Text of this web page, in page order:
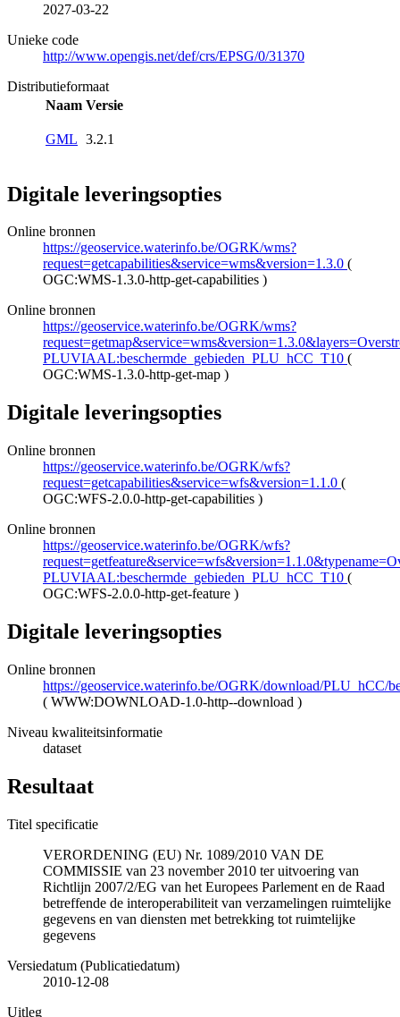
2027-03-22
Unieke code
http://www.opengis.net/def/crs/EPSG/0/31370
Distributieformaat
Naam Versie
GML 3.2.1
Digitale leveringsopties
Online bronnen
https://geoservice.waterinfo.be/OGRK/wms?
request=getcapabilities&service=wms&version=1.3.0 (
OGC:WMS-1.3.0-http-get-capabilities )
Online bronnen
https://geoservice.waterinfo.be/OGRK/wms?
PLUVIAAL:beschermde_gebieden_PLU_hCC_T10 (
OGC:WMS-1.3.0-http-get-map )
Digitale leveringsopties
Online bronnen
https://geoservice.waterinfo.be/OGRK/wfs?
request=getcapabilities&service=wfs&version=1.1.0 (
OGC:WFS-2.0.0-http-get-capabilities )
Online bronnen
https://geoservice.waterinfo.be/OGRK/wfs?
PLUVIAAL:beschermde_gebieden_PLU_hCC_T10 (
OGC:WFS-2.0.0-http-get-feature )
Digitale leveringsopties
Online bronnen
https://geoservice.waterinfo.be/OGRK/download/PLU_hCC/
( WWW:DOWNLOAD-1.0-http--download )
Niveau kwaliteitsinformatie
dataset
Resultaat
Titel specificatie
VERORDENING (EU) Nr. 1089/2010 VAN DE
COMMISSIE van 23 november 2010 ter uitvoering van
Richtlijn 2007/2/EG van het Europees Parlement en de Raad
betreffende de interoperabiliteit van verzamelingen ruimtelijke
gegevens en van diensten met betrekking tot ruimtelijke
gegevens
Versiedatum (Publicatiedatum)
2010-12-08
Uitleg